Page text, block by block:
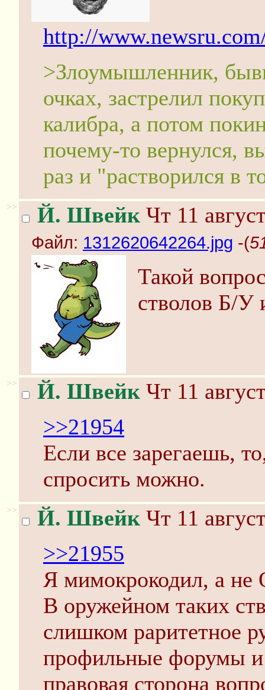
http://
>Злоумышленник,
очках, застрелил
калибра, а потом
почему-то вернулся,
раз и "растворился в
>> Й. Швейк Чт 11
Файл: 1312620642264.jpg -(
Такой
стволов Б/У
>> Й. Швейк Чт 11
>>21954
Если все зарегаешь,
спросить можно.
>> Й. Швейк Чт 11
>>21955
Я мимокрокодил, а
В оружейном таких
слишком раритетное
профильные форумы и
правовая сторона